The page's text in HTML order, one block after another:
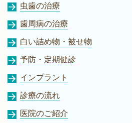
虫歯の治療
歯周病の治療
白い詰め物・被せ物
予防・定期健診
インプラント
診療の流れ
医院のご紹介